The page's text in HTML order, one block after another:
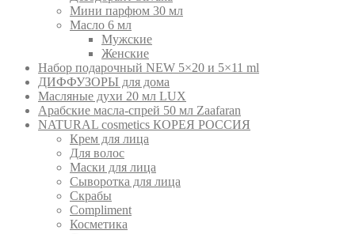
Мини парфюм 30 мл
Масло 6 мл
Мужские
Женские
Набор подарочный NEW 5×20 и 5×11 ml
ДИФФУЗОРЫ для дома
Масляные духи 20 мл LUX
Арабские масла-спрей 50 мл Zaafaran
NATURAL cosmetics КОРЕЯ РОССИЯ
Крем для лица
Для волос
Маски для лица
Сыворотка для лица
Скрабы
Compliment
Косметика